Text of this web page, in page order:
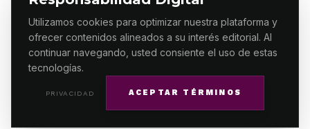
Utilizamos cookies para optimizar nuestra plataforma y
ofrecer contenidos alineados a su interés editorial. Al
continuar navegando, usted consiente el uso de estas
tecnologías.
PRIVACIDAD ACEPTAR TÉRMINOS
© 2026 ES PRIMERA MX. ALGUNOS DERECHOS
RESERVADOS / DESIGNMAKING.MX